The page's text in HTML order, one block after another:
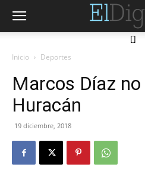
[]
Inicio Deportes
Marcos Díaz
Huracán
19 diciembre, 2018